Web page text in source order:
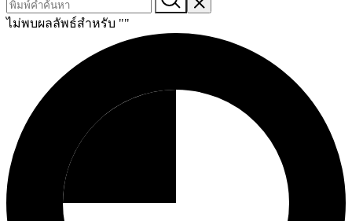
ไม่พบผลลัพธ์สำหรับ ""